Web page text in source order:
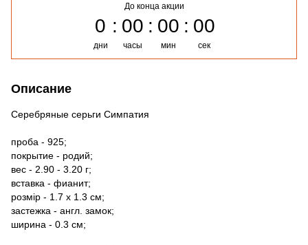
До конца акции
0
дни
00
часы
00
мин
00
сек
Описание
Серебряные серьги Симпатия
проба - 925;
покрытие - родий;
вес - 2.90 - 3.20 г;
вставка - фианит;
розмір - 1.7 х 1.3 см;
застежка - англ. замок;
ширина - 0.3 см;